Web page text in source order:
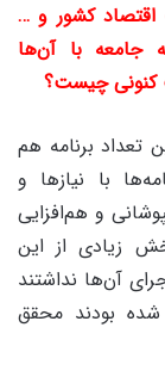
اقتصاد کشور و …
جامعه با آن‌ها
کنونی چیست؟
تعداد برنامه هم
با نیازها و
و هم‌افزایی
زیادی از این
آن‌ها نداشتند
شده‌ بودند محقق